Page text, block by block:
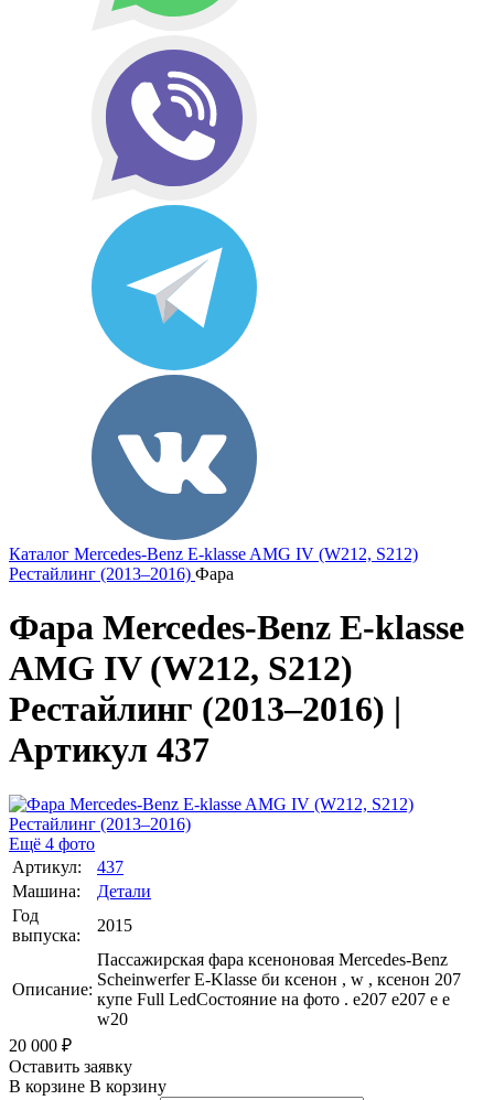
Каталог Mercedes-Benz E-klasse AMG IV (W212, S212)
Рестайлинг (2013–2016) Фара
Фара Mercedes-Benz E-klasse
AMG IV (W212, S212)
Рестайлинг (2013–2016) |
Артикул 437
Ещё 4 фото
Артикул:
437
Машина:
Детали
Год
выпуска:
2015
Описание:
Пассажирская фара ксеноновая Mercedes-Benz
Scheinwerfer E-Klasse би ксенон , w , ксенон 207
купе Full LedСостояние на фото . е207 e207 е e
w20
20 000 ₽
Оставить заявку
В корзине В корзину